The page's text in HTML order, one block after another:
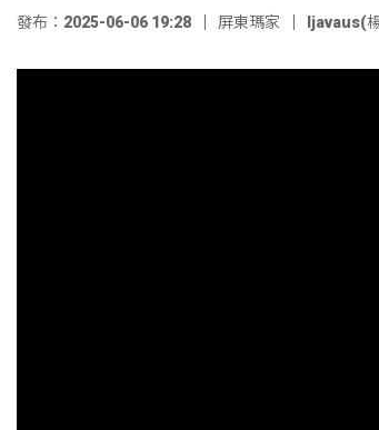
發布：2025-06-06 19:28 屏東瑪家 ljavaus(